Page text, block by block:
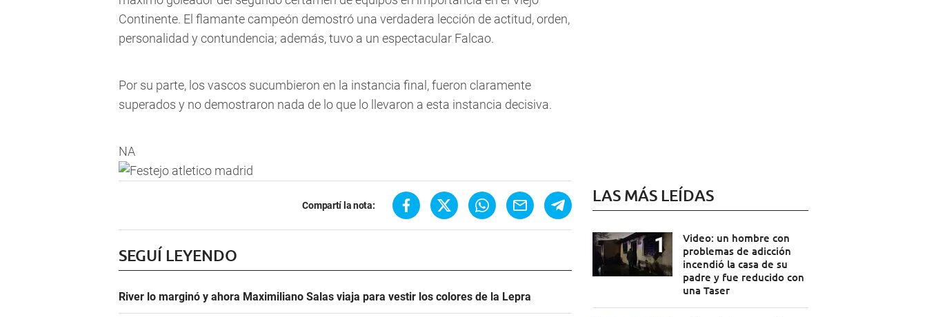
Continente. El flamante campeón demostró una verdadera lección de actitud, orden,
personalidad y contundencia; además, tuvo a un espectacular Falcao.
Por su parte, los vascos sucumbieron en la instancia final, fueron claramente
superados y no demostraron nada de lo que lo llevaron a esta instancia decisiva.
NA
Compartí la nota:
SEGUÍ LEYENDO
River lo marginó y ahora Maximiliano Salas viaja para vestir los colores de la Lepra
LAS MÁS LEÍDAS
Video: un hombre con
problemas de adicción
incendió la casa de su
padre y fue reducido con
una Taser